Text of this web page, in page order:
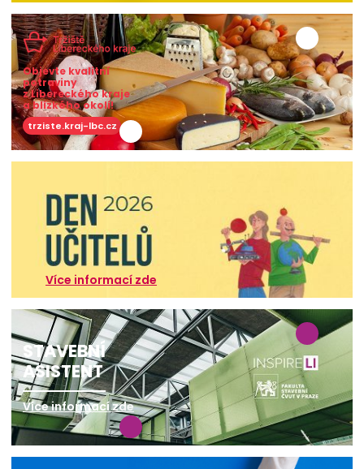
Objevte kvalitní
potraviny
z Libereckého kraje
a blízkého okolí!
trziste.kraj-lbc.cz
Více informací zde
STAVEBNÍ
ASISTENT
Více informací zde